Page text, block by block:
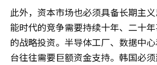
此外，资本市场也必须具备长期主
能时代的竞争需要持续十年、二十
的战略投资。半导体工厂、数据中
台往往需要巨额资金支持。韩国必